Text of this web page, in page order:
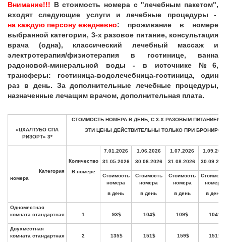
Внимание!!! В стоимость номера с "лечебным пакетом",
входят следующие услуги и лечебные процедуры -
на каждую персону ежедневно: проживание в номере
выбранной категории, 3-х разовое питание, консультация
врача (одна), классический лечебный массаж и
электротерапия/физиотерапия в гостинице, ванна
радоновой-минеральной воды - в источнике №6,
трансферы: гостиница-водолечебница-гостиница, один
раз в день. За дополнительные лечебные процедуры,
назначенные лечащим врачом, дополнительная плата.